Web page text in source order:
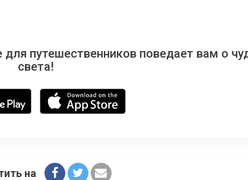
путешественников поведает вам о
света!
на